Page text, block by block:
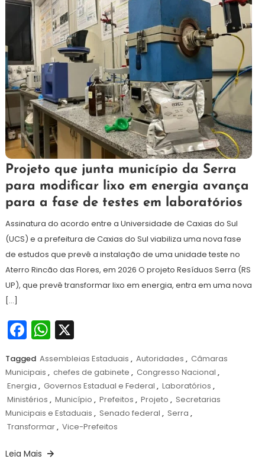
20
setembro
de
Redação
Projeto que junta município da Serra
para modificar lixo em energia avança
para a fase de testes em laboratórios
Assinatura do acordo entre a Universidade de Caxias do Sul
(UCS) e a prefeitura de Caxias do Sul viabiliza uma nova fase
de estudos que prevê a instalação de uma unidade teste no
Aterro Rincão das Flores, em 2026 O projeto Resíduos Serra (RS
UP), que prevê transformar lixo em energia, entra em uma nova
[…]
Facebook
WhatsApp
X
Tagged Assembleias Estaduais , Autoridades , Câmaras
Municipais , chefes de gabinete , Congresso Nacional ,
Energia , Governos Estadual e Federal , Laboratórios ,
Ministérios , Município , Prefeitos , Projeto , Secretarias
Municipais e Estaduais , Senado federal , Serra ,
Transformar, Vice-Prefeitos
Leia Mais